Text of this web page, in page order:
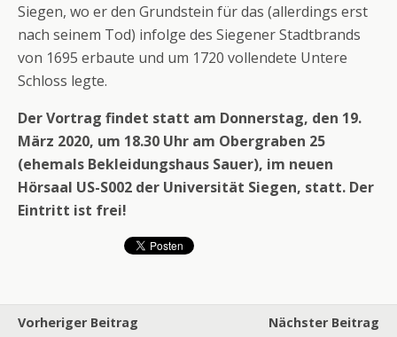
Siegen, wo er den Grundstein für das (allerdings erst
nach seinem Tod) infolge des Siegener Stadtbrands
von 1695 erbaute und um 1720 vollendete Untere
Schloss legte.
Der Vortrag findet statt am Donnerstag, den 19.
März 2020, um 18.30 Uhr am Obergraben 25
(ehemals Bekleidungshaus Sauer), im neuen
Hörsaal US-S002 der Universität Siegen, statt. Der
Eintritt ist frei!
Vorheriger Beitrag
Nächster Beitrag